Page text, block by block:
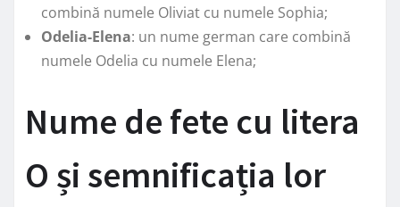
combină numele Oliviat cu numele Sophia;
Odelia-Elena: un nume german care combină
numele Odelia cu numele Elena;
Nume de fete cu litera
O și semnificația lor